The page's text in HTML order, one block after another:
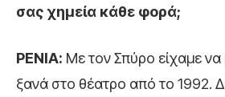
σας χημεία κάθε φορά;
ΡΕΝΙΑ: Με τον Σπύρο είχαμε να
ξανά στο θέατρο από το 1992.